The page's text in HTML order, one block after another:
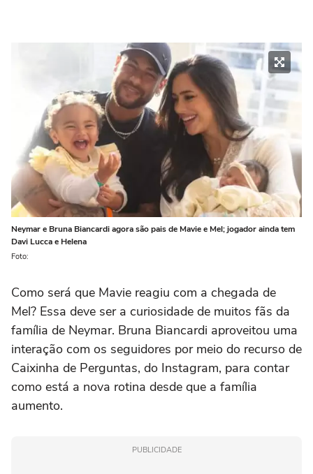
Neymar e Bruna Biancardi agora são pais de Mavie e Mel; jogador ainda tem
Davi Lucca e Helena
Foto:
Como será que Mavie reagiu com a chegada de
Mel? Essa deve ser a curiosidade de muitos fãs da
família de Neymar. Bruna Biancardi aproveitou uma
interação com os seguidores por meio do recurso de
Caixinha de Perguntas, do Instagram, para contar
como está a nova rotina desde que a família
aumento.
PUBLICIDADE